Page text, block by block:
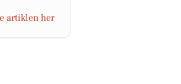
artiklen her